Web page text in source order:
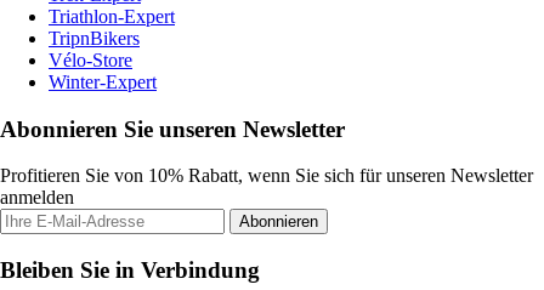
Triathlon-Expert
TripnBikers
Vélo-Store
Winter-Expert
Abonnieren Sie unseren Newsletter
Profitieren Sie von 10% Rabatt, wenn Sie sich für unseren Newsletter
anmelden
Abonnieren
Bleiben Sie in Verbindung